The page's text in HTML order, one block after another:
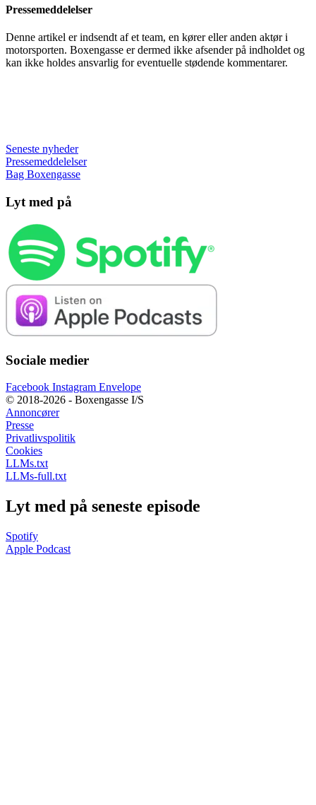
Pressemeddelelser
Denne artikel er indsendt af et team, en kører eller anden aktør i
motorsporten. Boxengasse er dermed ikke afsender på indholdet og
kan ikke holdes ansvarlig for eventuelle stødende kommentarer.
Seneste nyheder
Pressemeddelelser
Bag Boxengasse
Lyt med på
Sociale medier
Facebook Instagram Envelope
© 2018-2026 - Boxengasse I/S
Annoncører
Presse
Privatlivspolitik
Cookies
LLMs.txt
LLMs-full.txt
Lyt med på seneste episode
Spotify
Apple Podcast